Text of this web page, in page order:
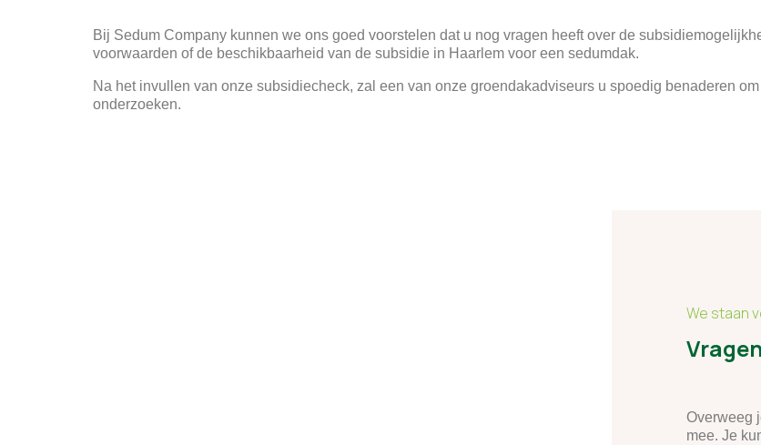
Bij Sedum Company kunnen we ons goed voorstelen dat u nog vragen heeft over de
voorwaarden of de beschikbaarheid van de subsidie in Haarlem voor een sedumdak.
Na het invullen van onze subsidiecheck, zal een van onze groendakadviseurs u spoedig benaderen
onderzoeken.
We staan
Overweeg
mee. Je